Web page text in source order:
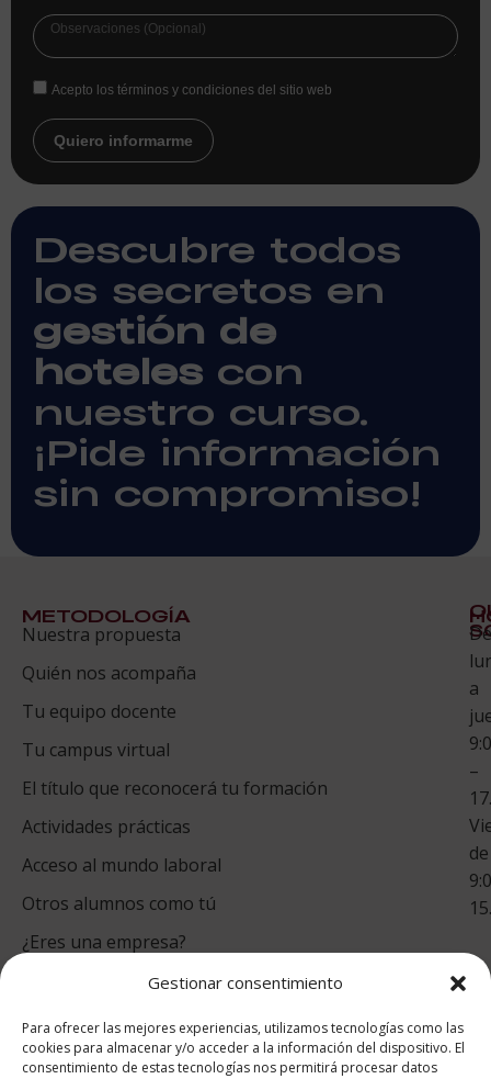
Gestionar consentimiento
Para ofrecer las mejores experiencias, utilizamos tecnologías como las
cookies para almacenar y/o acceder a la información del dispositivo. El
consentimiento de estas tecnologías nos permitirá procesar datos
Acepto los términos y condiciones del sitio web
Quiero informarme
Descubre todos
los secretos en
gestión de
hoteles con
nuestro curso.
¡Pide información
sin compromiso!
METODOLOGÍA
Nuestra propuesta
Quién nos acompaña
Tu equipo docente
Tu campus virtual
El título que reconocerá tu formación
Actividades prácticas
Acceso al mundo laboral
Otros alumnos como tú
¿Eres una empresa?
Te
De
a
–
de
puntuación para ESAH
9.4/10
basado en1331